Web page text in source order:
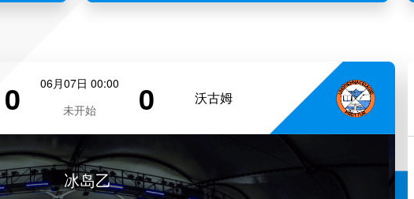
0
06月07日 00:00
未开始
0 沃古姆
冰岛乙